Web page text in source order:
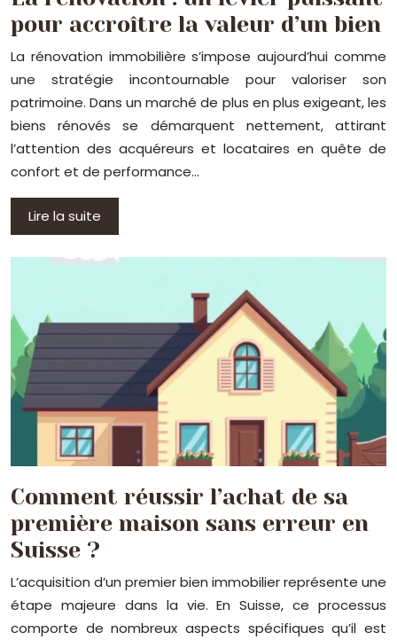
pour accroître la valeur d’un bien
La rénovation immobilière s’impose aujourd’hui comme
une stratégie incontournable pour valoriser son
patrimoine. Dans un marché de plus en plus exigeant, les
biens rénovés se démarquent nettement, attirant
l’attention des acquéreurs et locataires en quête de
confort et de performance…
Lire la suite
Comment réussir l’achat de sa
première maison sans erreur en
Suisse ?
L’acquisition d’un premier bien immobilier représente une
étape majeure dans la vie. En Suisse, ce processus
comporte de nombreux aspects spécifiques qu’il est